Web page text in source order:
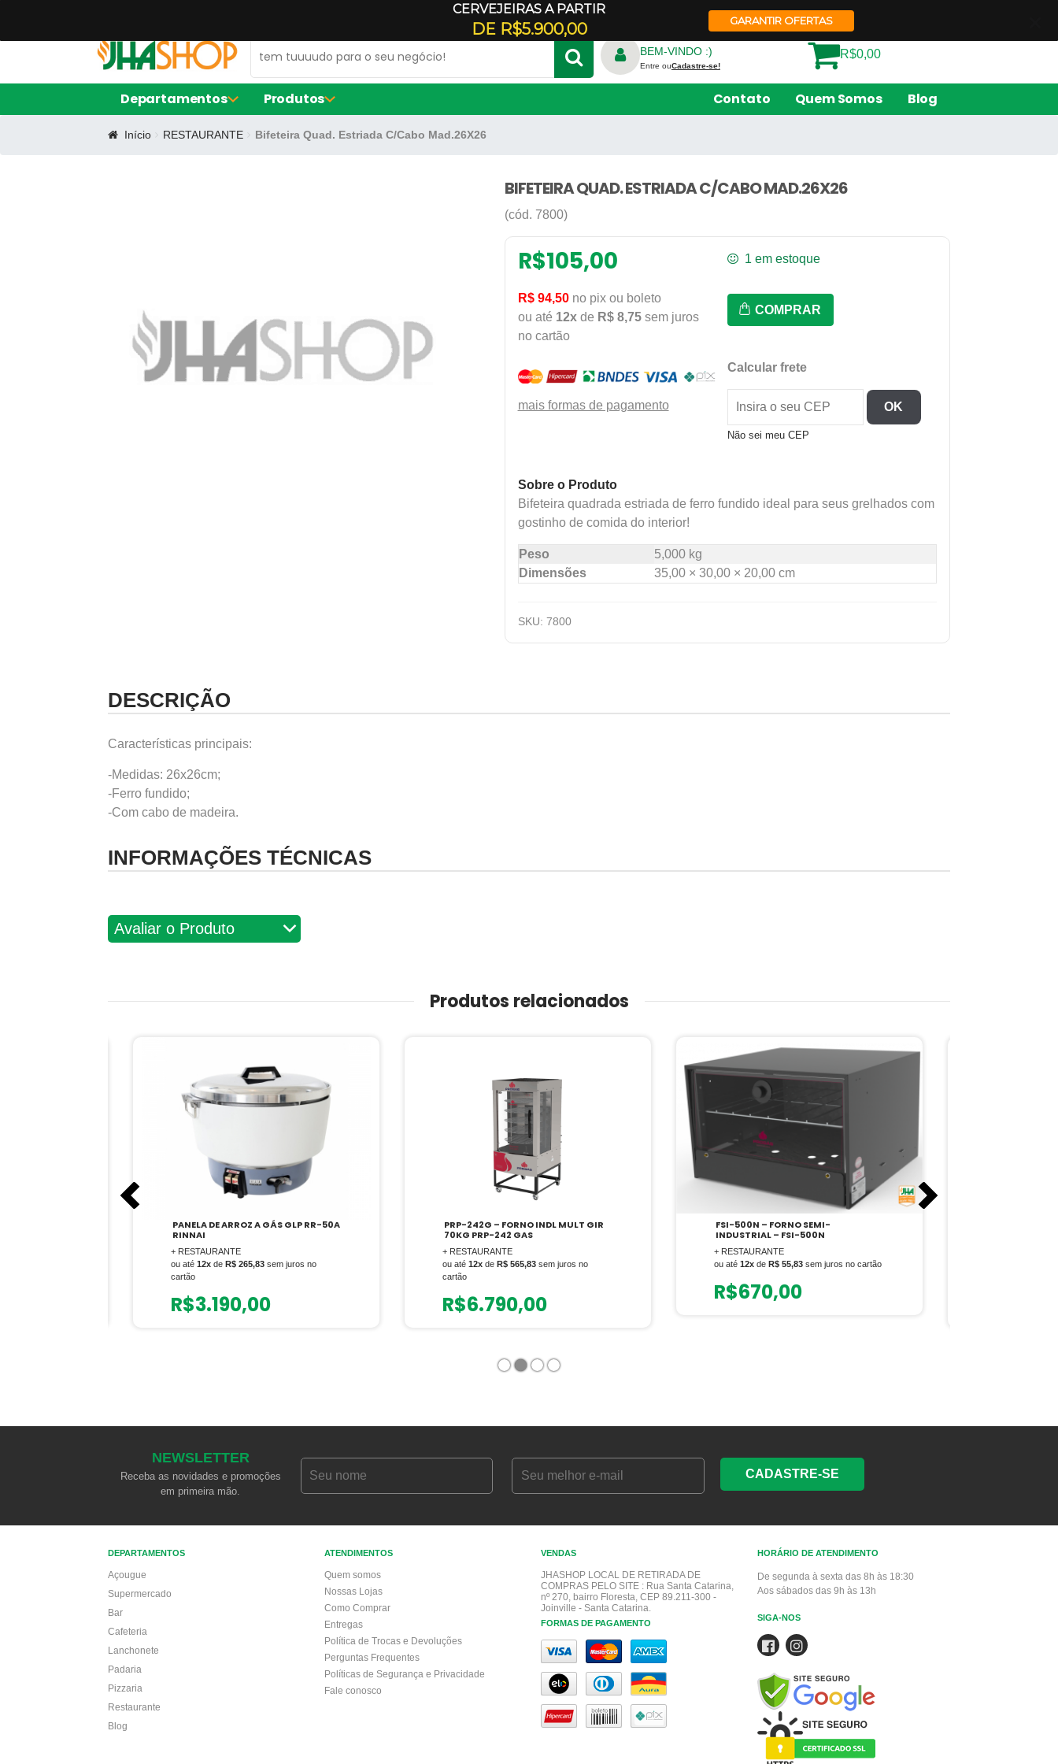
CERVEJEIRAS A PARTIR
DE R$5.900,00 GARANTIR OFERTAS Quem Somos
BEM-VINDO :)
Entre ouCadastre-se!
R$0,00
Departamentos
AMACIADOR DE CARNE
FORNO ELÉTRICO
FORNO REFRATÁRIO
GELADEIRA COMERCIAL
PANELA DE FERRO
REFRESQUEIRA
Produtos Contato Quem Somos Blog
Início RESTAURANTE Bifeteira Quad. Estriada C/Cabo Mad.26X26
BIFETEIRA QUAD. ESTRIADA C/CABO MAD.26X26
(cód. 7800)
R$105,00
R$ 94,50no pix ou boleto
ou até 12xde R$ 8,75sem juros
no cartão
mais formas de pagamento
1 em estoque
Bifeteira
Quad.
COMPRAR
Calcular frete
OK
Não sei meu CEP
Sobre o Produto
Bifeteira quadrada estriada de ferro fundido ideal para seus grelhados com
gostinho de comida do interior!
Peso
5,000 kg
Dimensões
35,00 × 30,00 × 20,00 cm
SKU: 7800
DESCRIÇÃO
Características principais:
-Medidas: 26x26cm;
-Ferro fundido;
-Com cabo de madeira.
INFORMAÇÕES TÉCNICAS
Avaliações
Produtos relacionados
PANELA DE ARROZ A GÁS GLP RR-50A
RINNAI
+ RESTAURANTE
ou até 12x de R$ 265,83 sem juros no
cartão
R$3.190,00
PRP-242G – FORNO INDL MULT GIR
70KG PRP-242 GAS
+ RESTAURANTE
ou até 12x de R$ 565,83 sem juros no
cartão
R$6.790,00
FSI-500N – FORNO SEMI-
INDUSTRIAL – FSI-500N
+ RESTAURANTE
ou até 12x de R$ 55,83 sem juros no cartão
R$670,00
1 2 3 4
NEWSLETTER
Receba as novidades e promoções
em primeira mão.
CADASTRE-SE
DEPARTAMENTOS
Açougue
Supermercado
Bar
Cafeteria
Lanchonete
Padaria
Pizzaria
Restaurante
Blog
ATENDIMENTOS
Quem somos
Nossas Lojas
Como Comprar
Entregas
Política de Trocas e Devoluções
Perguntas Frequentes
Políticas de Segurança e Privacidade
Fale conosco
VENDAS
JHASHOP LOCAL DE RETIRADA DE
COMPRAS PELO SITE : Rua Santa Catarina,
nº 270, bairro Floresta, CEP 89.211-300 -
Joinville - Santa Catarina.
FORMAS DE PAGAMENTO
HORÁRIO DE ATENDIMENTO
De segunda à sexta das 8h às 18:30
Aos sábados das 9h às 13h
SIGA-NOS